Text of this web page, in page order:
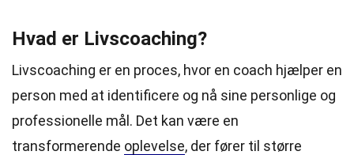
Hvad er Livscoaching?
Livscoaching er en proces, hvor en coach hjælper en
person med at identificere og nå sine personlige og
professionelle mål. Det kan være en
transformerende oplevelse, der fører til større